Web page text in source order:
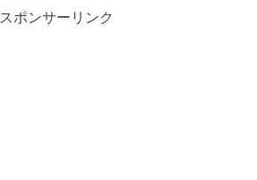
スポンサーリンク